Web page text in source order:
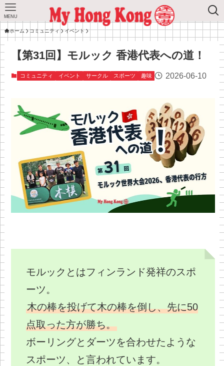
MENU
ホーム コミュニティ イベント
【第31回】モルック 香港代表への道！
コミュニティ イベント サークル スポーツ 趣味 2026-06-10
モルックとはフィンランド発祥のスポ
ーツ。
木の棒を投げて木の棒を倒し、先に50
点取った方が勝ち。
ボーリングとダーツを合わせたような
スポーツ、と言われています。